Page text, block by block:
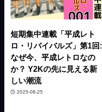
短期集中連載「平成レト
ロ・リバイバルズ」第1回:
なぜ今、平成レトロなの
か？ Y2Kの先に見える新
しい潮流
2025-08-25